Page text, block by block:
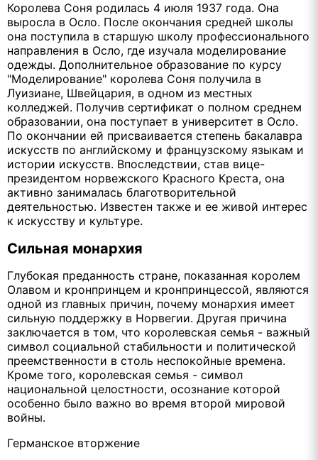
Королева Соня родилась 4 июля 1937 года. Она
выросла в Осло. После окончания средней школы
она поступила в старшую школу профессионального
направления в Осло, где изучала моделирование
одежды. Дополнительное образование по курсу
"Моделирование" королева Соня получила в
Луизиане, Швейцария, в одном из местных
колледжей. Получив сертификат о полном среднем
образовании, она поступает в университет в Осло.
По окончании ей присваивается степень бакалавра
искусств по английскому и французскому языкам и
истории искусств. Впоследствии, став вице-
президентом норвежского Красного Креста, она
активно занималась благотворительной
деятельностью. Известен также и ее живой интерес
к искусству и культуре.
Сильная монархия
Глубокая преданность стране, показанная королем
Олавом и кронпринцем и кронпринцессой, являются
одной из главных причин, почему монархия имеет
сильную поддержку в Норвегии. Другая причина
заключается в том, что королевская семья - важный
символ социальной стабильности и политической
преемственности в столь неспокойные времена.
Кроме того, королевская семья - символ
национальной целостности, осознание которой
особенно было важно во время второй мировой
войны.
Германское вторжение